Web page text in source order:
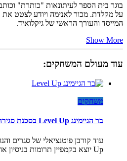
בוגר בית הספר לעיתונאות "כותרת"
על מקלדת. מכור לאנימה ויודע לצטט
המייסד והעורך הראשי של גיקלואיד.
Show More
עוד מעולם המשחקים:
משחקים
בר הגיימינג Level Up בסכנת סגירה, כך תוכלו לעזור
Up יוצא בקמפיין תרומות בניסיון אחרון להצילו מפני סגירה